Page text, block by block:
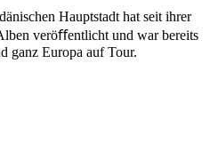
Hauptstadt hat seit ihrer
veröﬀentlicht und war bereits
ganz Europa auf Tour.